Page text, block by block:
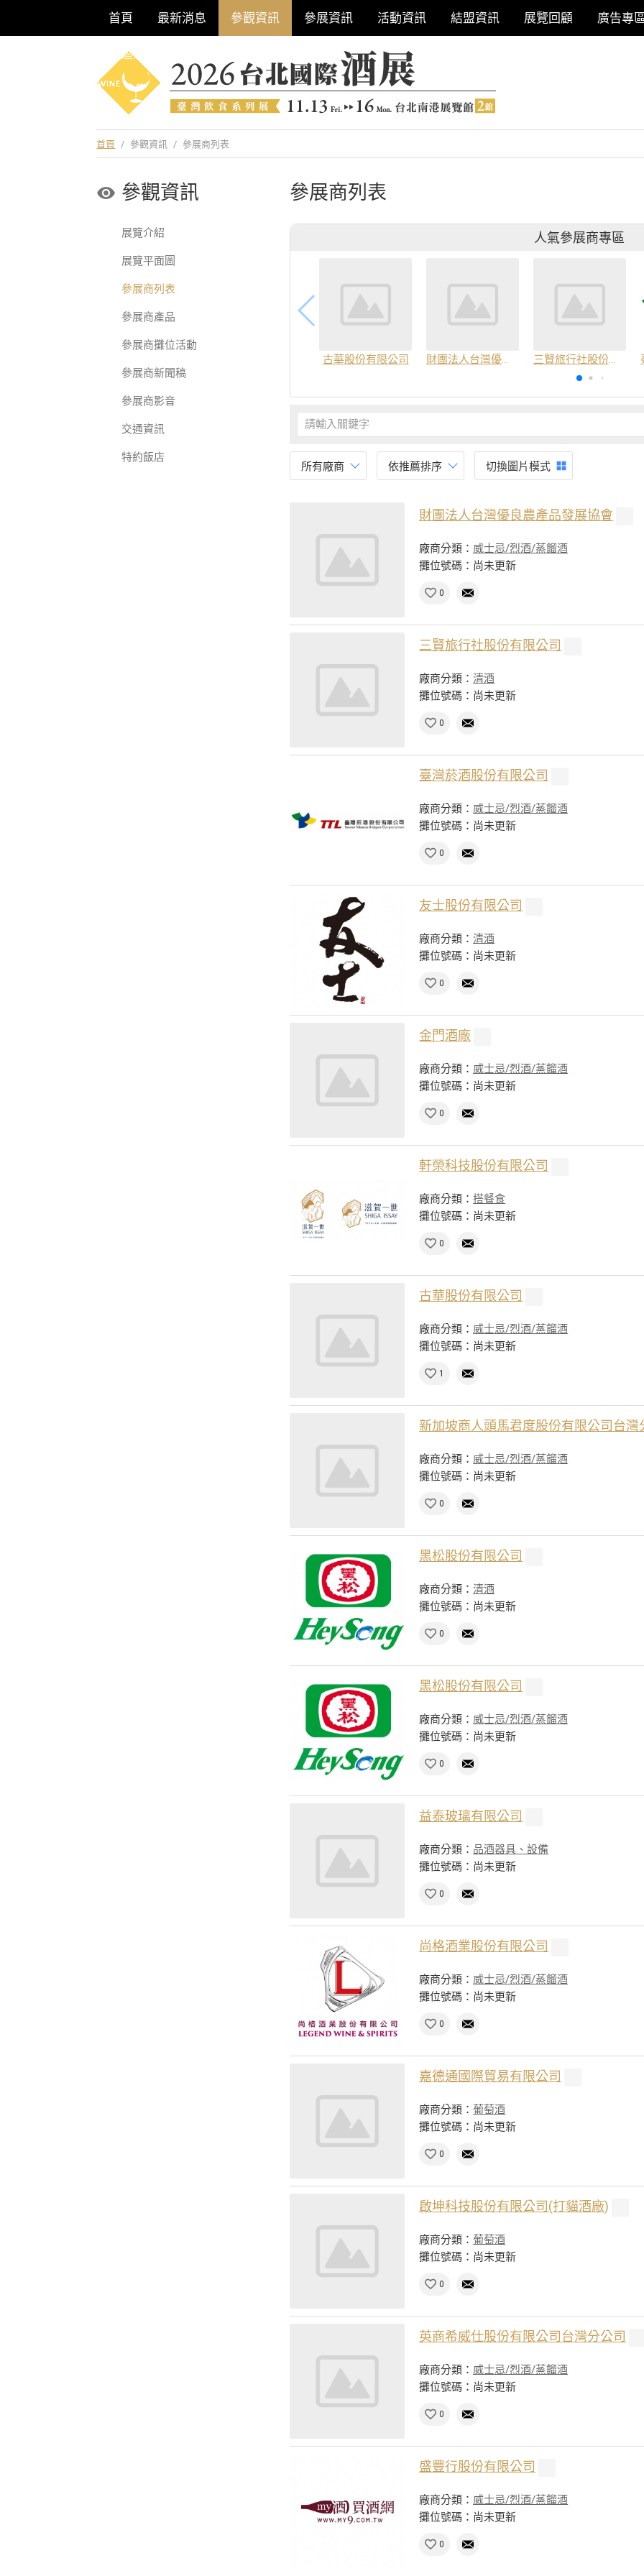
首頁 最新消息 參觀資訊 參展資訊 活動資訊 結盟資訊 展覽回顧 廣告專
巡迴酒展系列
首頁 / 參觀資訊 / 參展商列表
參觀資訊
展覽介紹
展覽平面圖
參展商列表
參展商產品
參展商攤位活動
參展商新聞稿
參展商影音
交通資訊
特約飯店
參展商列表
人氣參展商專區
古華股份有限公司 財團法人台灣優良農產品發展協會 三賢旅行社股份有限公司
所有廠商 依推薦排序 切換圖片模式
財團法人台灣優良農產品發展協會
廠商分類： 威士忌/烈酒/蒸餾酒
攤位號碼：尚未更新
0
三賢旅行社股份有限公司
廠商分類：清酒
攤位號碼：尚未更新
0
臺灣菸酒股份有限公司
廠商分類： 威士忌/烈酒/蒸餾酒
攤位號碼：尚未更新
0
友士股份有限公司
廠商分類：清酒
攤位號碼：尚未更新
0
金門酒廠
廠商分類： 威士忌/烈酒/蒸餾酒
攤位號碼：尚未更新
0
軒榮科技股份有限公司
廠商分類：搭餐食
攤位號碼：尚未更新
0
古華股份有限公司
廠商分類： 威士忌/烈酒/蒸餾酒
攤位號碼：尚未更新
1
新加坡商人頭馬君度股份有限公司台灣
廠商分類： 威士忌/烈酒/蒸餾酒
攤位號碼：尚未更新
0
黑松股份有限公司
廠商分類：清酒
攤位號碼：尚未更新
0
黑松股份有限公司
廠商分類： 威士忌/烈酒/蒸餾酒
攤位號碼：尚未更新
0
益泰玻璃有限公司
廠商分類： 品酒器具、設備
攤位號碼：尚未更新
0
尚格酒業股份有限公司
廠商分類： 威士忌/烈酒/蒸餾酒
攤位號碼：尚未更新
0
嘉德通國際貿易有限公司
廠商分類：葡萄酒
攤位號碼：尚未更新
0
啟坤科技股份有限公司(打貓酒廠)
廠商分類：葡萄酒
攤位號碼：尚未更新
0
英商希威仕股份有限公司台灣分公司
廠商分類： 威士忌/烈酒/蒸餾酒
攤位號碼：尚未更新
0
盛豐行股份有限公司
廠商分類： 威士忌/烈酒/蒸餾酒
攤位號碼：尚未更新
0